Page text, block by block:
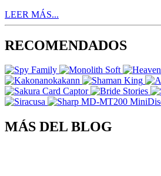
LEER MÁS...
RECOMENDADOS
MÁS DEL BLOG